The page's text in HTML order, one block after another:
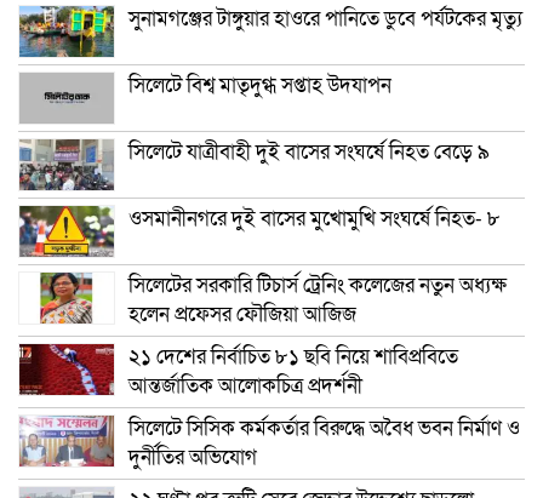
সুনামগঞ্জের টাঙ্গুয়ার হাওরে পানিতে ডুবে পর্যটকের মৃত্যু
সিলেটে বিশ্ব মাতৃদুগ্ধ সপ্তাহ উদযাপন
সিলেটে যাত্রীবাহী দুই বাসের সংঘর্ষে নিহত বেড়ে ৯
ওসমানীনগরে দুই বাসের মুখোমুখি সংঘর্ষে নিহত- ৮
সিলেটের সরকারি টিচার্স ট্রেনিং কলেজের নতুন অধ্যক্ষ
হলেন প্রফেসর ফৌজিয়া আজিজ
২১ দেশের নির্বাচিত ৮১ ছবি নিয়ে শাবিপ্রবিতে
আন্তর্জাতিক আলোকচিত্র প্রদর্শনী
সিলেটে সিসিক কর্মকর্তার বিরুদ্ধে অবৈধ ভবন নির্মাণ ও
দুর্নীতির অভিযোগ